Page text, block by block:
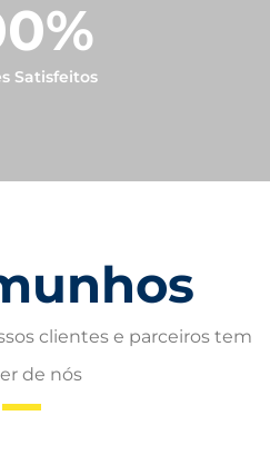
%
Satisfeitos
clientes e parceiros tem
de nós